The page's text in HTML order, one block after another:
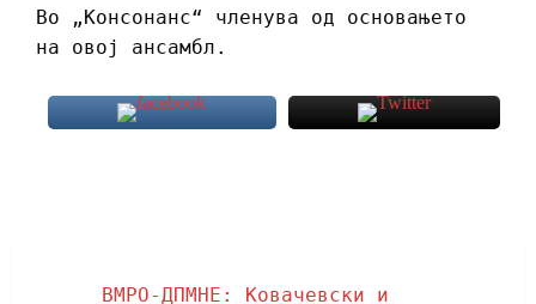
Во „Консонанс“ членува од основањето
на овој ансамбл.
ВМРО-ДПМНЕ: Ковачевски и